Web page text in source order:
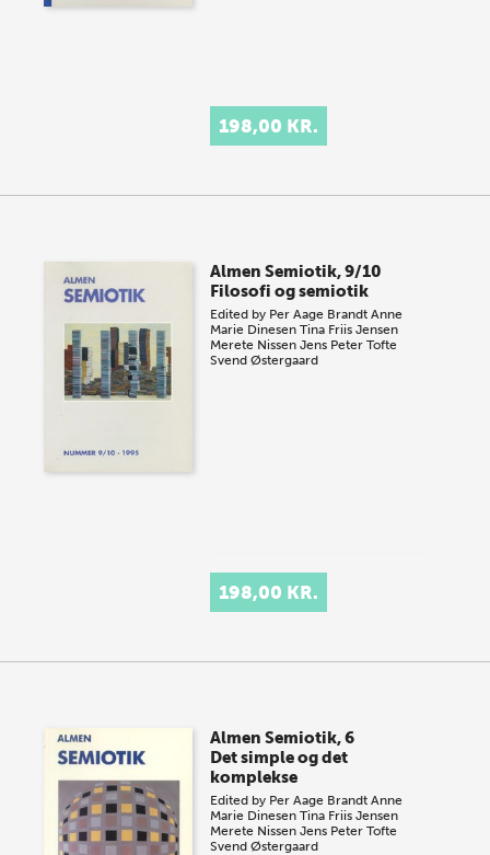
198,00 KR.
Almen Semiotik, 9/10
Filosofi og semiotik
Edited by Per Aage Brandt Anne
Marie Dinesen Tina Friis Jensen
Merete Nissen Jens Peter Tofte
Svend Østergaard
198,00 KR.
Almen Semiotik, 6
Det simple og det
komplekse
Edited by Per Aage Brandt Anne
Marie Dinesen Tina Friis Jensen
Merete Nissen Jens Peter Tofte
Svend Østergaard